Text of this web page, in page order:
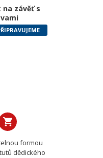
na závěť s
formou
dědického